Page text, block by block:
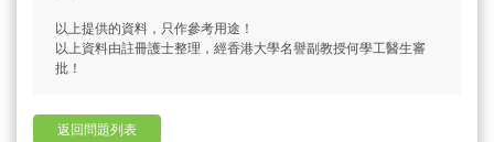
以上提供的資料，只作參考用途！
以上資料由註冊護士整理，經香港大學名譽副教授何學工醫生審
批！
返回問題列表